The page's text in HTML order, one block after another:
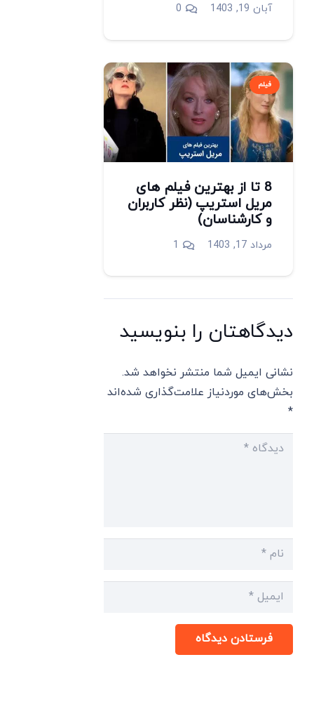
آبان 19, 1403 0
فیلم
8 تا از بهترین فیلم های
مریل استریپ (نظر کاربران
و کارشناسان)
مرداد 17, 1403 1دیدگاه
دیدگاهتان را بنویسید
نشانی ایمیل شما منتشر نخواهد شد.
بخش‌های موردنیاز علامت‌گذاری شده‌اند
*
فرستادن دیدگاه